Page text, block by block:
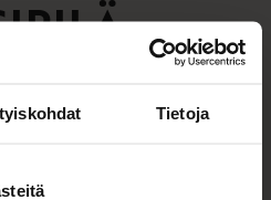
Tietoja